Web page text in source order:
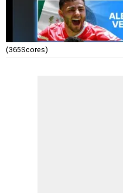
(365Scores)